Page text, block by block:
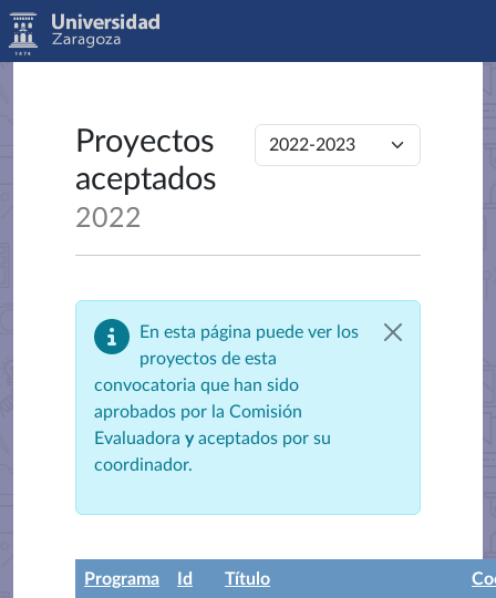
Proyectos
aceptados
2022
En esta página puede ver los
proyectos de esta
convocatoria que han sido
aprobados por la Comisión
Evaluadora yaceptados por su
coordinador.
Programa Id Título